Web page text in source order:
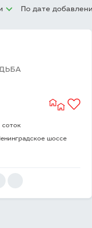
По дате
соток
шоссе